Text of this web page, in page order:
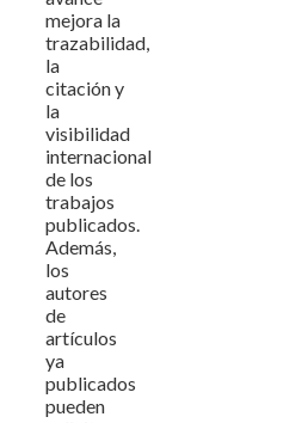
mejora la
trazabilidad,
la
citación y
la
visibilidad
internacional
de los
trabajos
publicados.
Además,
los
autores
de
artículos
ya
publicados
pueden